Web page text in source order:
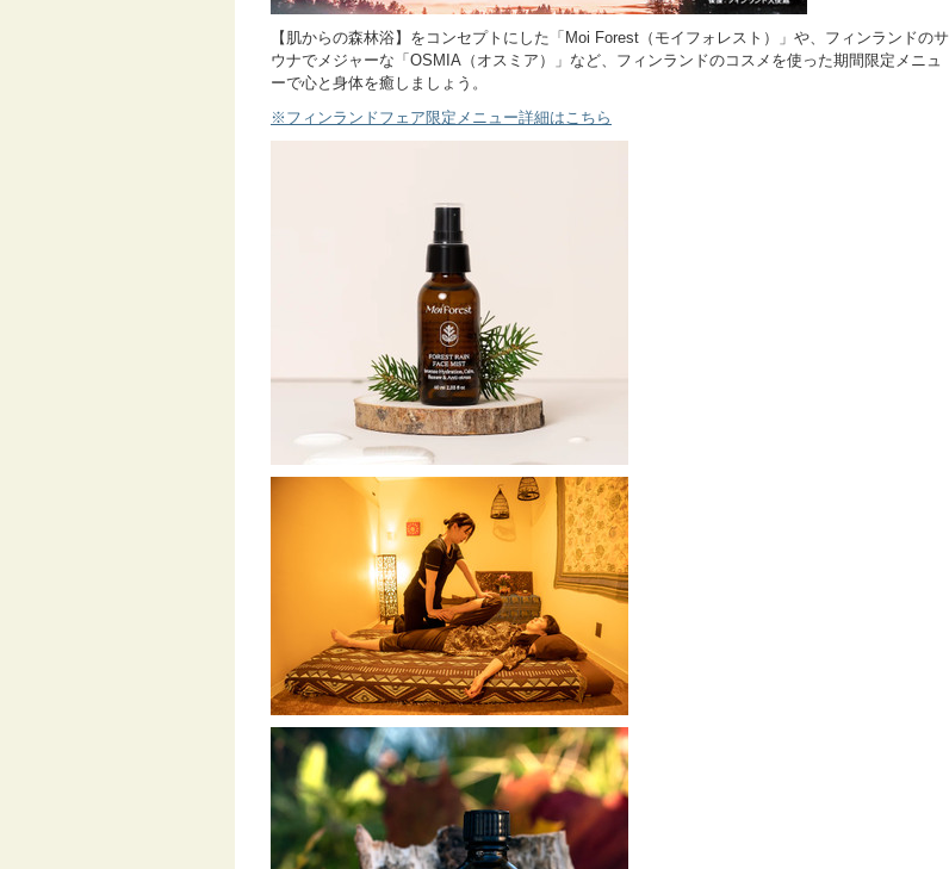
【肌からの森林浴】をコンセプトにした「Moi Forest（モイフォレスト）」や、フィンランドのサ
ウナでメジャーな「OSMIA（オスミア）」など、フィンランドのコスメを使った期間限定メニュ
ーで心と身体を癒しましょう。
※フィンランドフェア限定メニュー詳細はこちら